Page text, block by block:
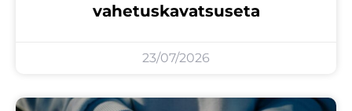
vahetuskavatsuseta
23/07/2026